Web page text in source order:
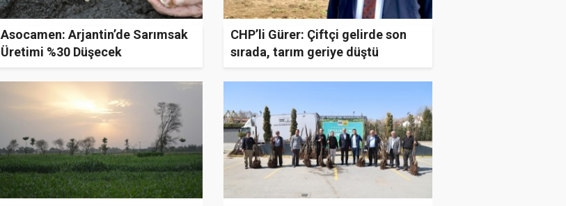
Asocamen: Arjantin’de Sarımsak
Üretimi %30 Düşecek
CHP’li Gürer: Çiftçi gelirde son
sırada, tarım geriye düştü